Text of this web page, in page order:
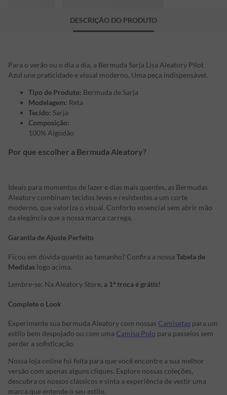
DESCRIÇÃO DO PRODUTO
Para o verão ou o dia a dia, a Bermuda Sarja Lisa Aleatory Pilot
Azul une praticidade e visual moderno. Uma peça indispensável.
Tipo de Produto: Bermuda de Sarja
Modelagem: Reta
Tecido: Sarja
Composição:
100% Algodão
Por que escolher a Bermuda Aleatory?
Ideais para momentos de lazer e dias mais quentes, as Bermudas
Aleatory combinam tecidos leves e resistentes a um corte
moderno, que valoriza o visual. Conforto essencial sem abrir mão
da elegância que a nossa marca carrega.
Garantia de Ajuste Perfeito
Ficou em dúvida quanto ao tamanho? Confira a nossa Tabela de
Medidas logo acima.
Lembre-se: Na Aleatory Store, a 1ª troca é grátis!
Complete o Look
Experimente sua bermuda Aleatory com nossas Camisetas para um
estilo bem despojado ou com uma Camisa Polo para passeios sem
perder a sofisticação.
Nossa loja online foi feita para que você encontre a sua melhor
versão com apenas alguns cliques. Explore nossas coleções,
descubra os nossos clássicos e sinta a experiência de vestir uma
marca que entende o seu estilo.